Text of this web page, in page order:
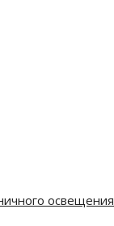
освещения